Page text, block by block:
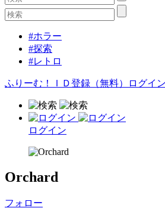
#ホラー
#探索
#レトロ
ふりーむ！ＩＤ登録（無料） ログイン
ログイン
Orchard
フォロー